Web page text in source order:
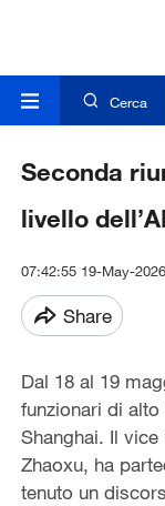
Cerca
Seconda
livello
07:42:55 19-May-2026
Share
Dal 18 al 19
funzionari di
Shanghai. Il
Zhaoxu, ha
tenuto un